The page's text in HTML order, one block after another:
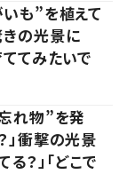
も”を植えて
の光景に
ててみたいで
れ物”を発
」衝撃の光景
る？」「どこで